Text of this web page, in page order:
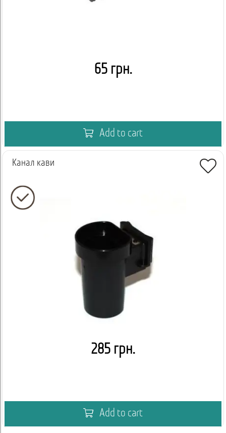
65 грн.
Add to cart
Канал кави
285 грн.
Add to cart